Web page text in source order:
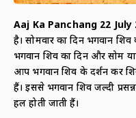
Aaj Ka Panchang 22 July
है। सोमवार का दिन भगवान शिव
भगवान शिव का दिन और सोम
आप भगवान शिव के दर्शन कर
हैं। इससे भगवान शिव जल्दी
हल होती जाती हैं।